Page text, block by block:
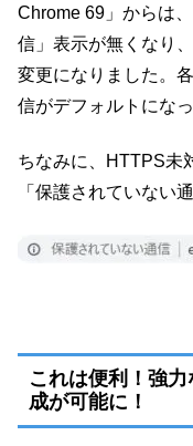
Chrome 69」からは
信」表示が無くなり
変更になりました。
信がデフォルトにな
ちなみに、HTTPS未
「保護されていない
これは便利！強
成が可能に！